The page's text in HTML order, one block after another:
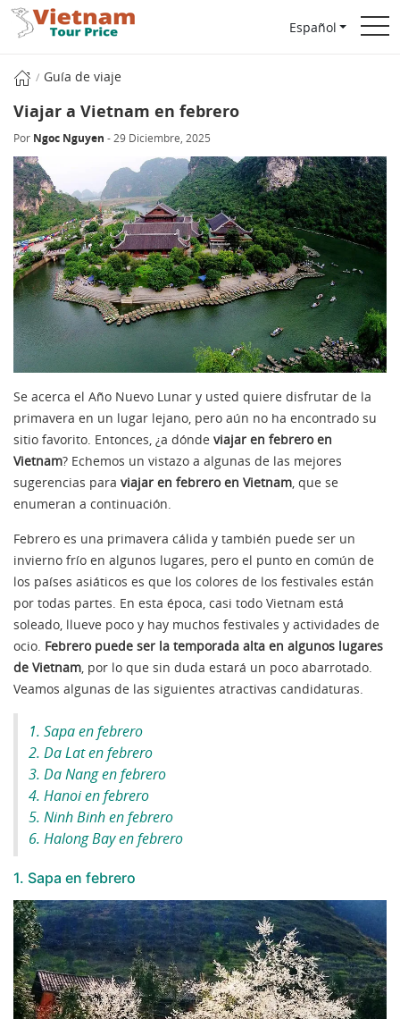
Español
Guía de viaje
Viajar a Vietnam en febrero
Por Ngoc Nguyen - 29 Diciembre, 2025
Se acerca el Año Nuevo Lunar y usted quiere disfrutar de la
primavera en un lugar lejano, pero aún no ha encontrado su
sitio favorito. Entonces, ¿a dónde viajar en febrero en
Vietnam? Echemos un vistazo a algunas de las mejores
sugerencias para viajar en febrero en Vietnam, que se
enumeran a continuación.
Febrero es una primavera cálida y también puede ser un
invierno frío en algunos lugares, pero el punto en común de
los países asiáticos es que los colores de los festivales están
por todas partes. En esta época, casi todo Vietnam está
soleado, llueve poco y hay muchos festivales y actividades de
ocio. Febrero puede ser la temporada alta en algunos lugares
de Vietnam, por lo que sin duda estará un poco abarrotado.
Veamos algunas de las siguientes atractivas candidaturas.
1. Sapa en febrero
2. Da Lat en febrero
3. Da Nang en febrero
4. Hanoi en febrero
5. Ninh Binh en febrero
6. Halong Bay en febrero
1. Sapa en febrero